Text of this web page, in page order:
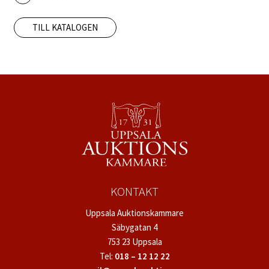
TILL KATALOGEN
KONTAKT
Uppsala Auktionskammare
Säbygatan 4
753 23 Uppsala
Tel: 018 – 12 12 22